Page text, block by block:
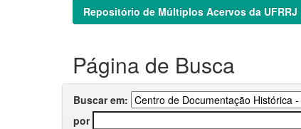
Repositório de Múltiplos Acervos da UFRRJ
Página de Busca
Buscar em:
por